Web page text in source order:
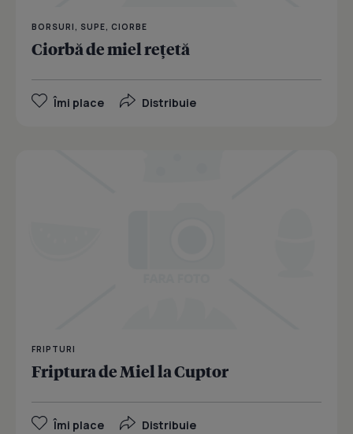
BORSURI, SUPE, CIORBE
Ciorbă de miel reţetă
Îmi place Distribuie
FRIPTURI
Friptura de Miel la Cuptor
Îmi place Distribuie